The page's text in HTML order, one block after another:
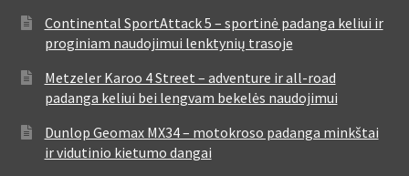
Continental SportAttack 5 – sportinė padanga keliui ir
proginiam naudojimui lenktynių trasoje
Metzeler Karoo 4 Street – adventure ir all-road
padanga keliui bei lengvam bekelės naudojimui
Dunlop Geomax MX34 – motokroso padanga minkštai
ir vidutinio kietumo dangai